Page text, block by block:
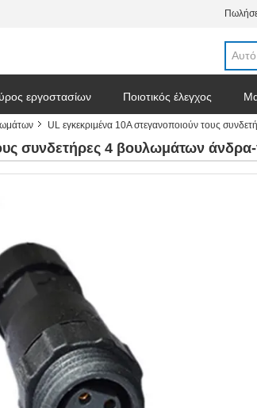
εργοστασίων Ποιοτικός έλεγχος
UL εγκεκριμένα 10A στεγανοποιούν τους
συνδετήρες 4 βουλωμάτων